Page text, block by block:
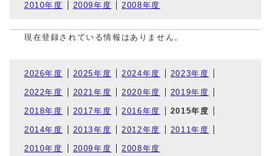
2010年度 2009年度 2008年度
現在登録されている情報はありません。
2026年度 2025年度 2024年度 2023年度
2022年度 2021年度 2020年度 2019年度
2018年度 2017年度 2016年度 2015年度
2014年度 2013年度 2012年度 2011年度
2010年度 2009年度 2008年度